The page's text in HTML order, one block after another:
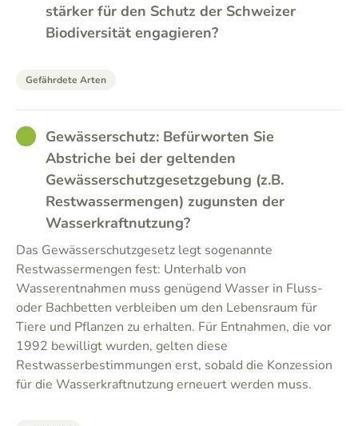
stärker für den Schutz der Schweizer
Biodiversität engagieren?
Gefährdete Arten
GOODGewässerschutz: Befürworten Sie
Abstriche bei der geltenden
Gewässerschutzgesetzgebung (z.B.
Restwassermengen) zugunsten der
Wasserkraftnutzung?
Das Gewässerschutzgesetz legt sogenannte
Restwassermengen fest: Unterhalb von
Wasserentnahmen muss genügend Wasser in Fluss-
oder Bachbetten verbleiben um den Lebensraum für
Tiere und Pflanzen zu erhalten. Für Entnahmen, die vor
1992 bewilligt wurden, gelten diese
Restwasserbestimmungen erst, sobald die Konzession
für die Wasserkraftnutzung erneuert werden muss.